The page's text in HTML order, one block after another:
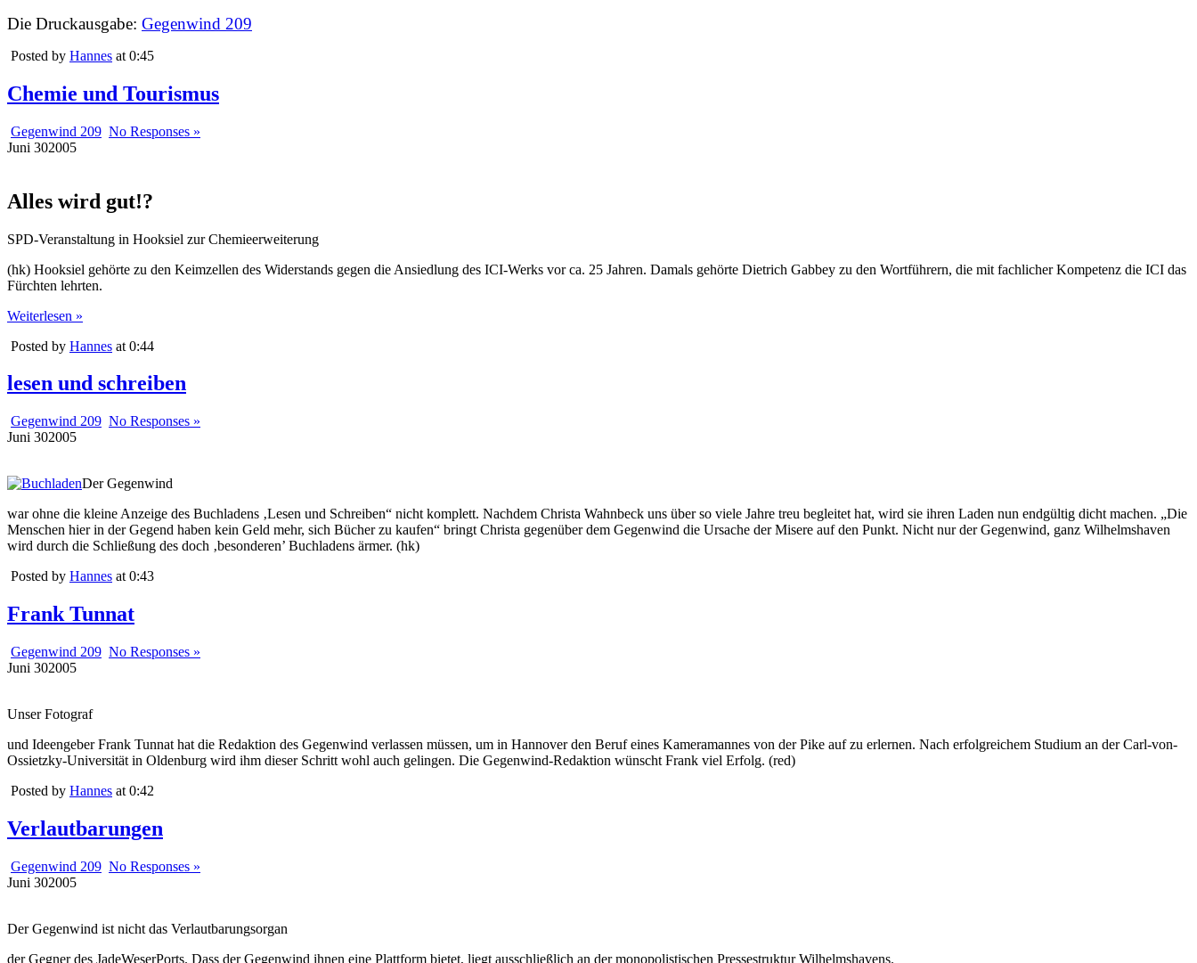
Die Druckausgabe: Gegenwind 209
Posted by Hannes at 0:45
Chemie und Tourismus
Gegenwind 209 No Responses »
Juni 302005
Alles wird gut!?
SPD-Veranstaltung in Hooksiel zur Chemieerweiterung
(hk) Hooksiel gehörte zu den Keimzellen des Widerstands gegen die Ansiedlung des ICI-Werks vor ca. 25 Jahren. Damals gehörte Dietrich Gabbey zu den Wortführern, die mit fachlicher Kompetenz die ICI das
Fürchten lehrten.
Weiterlesen »
Posted by Hannes at 0:44
lesen und schreiben
Gegenwind 209 No Responses »
Juni 302005
Der Gegenwind
war ohne die kleine Anzeige des Buchladens ‚Lesen und Schreiben“ nicht komplett. Nachdem Christa Wahnbeck uns über so viele Jahre treu begleitet hat, wird sie ihren Laden nun endgültig dicht machen. „Die
Menschen hier in der Gegend haben kein Geld mehr, sich Bücher zu kaufen“ bringt Christa gegenüber dem Gegenwind die Ursache der Misere auf den Punkt. Nicht nur der Gegenwind, ganz Wilhelmshaven
wird durch die Schließung des doch ‚besonderen’ Buchladens ärmer. (hk)
Posted by Hannes at 0:43
Frank Tunnat
Gegenwind 209 No Responses »
Juni 302005
Unser Fotograf
und Ideengeber Frank Tunnat hat die Redaktion des Gegenwind verlassen müssen, um in Hannover den Beruf eines Kameramannes von der Pike auf zu erlernen. Nach erfolgreichem Studium an der Carl-von-
Ossietzky-Universität in Oldenburg wird ihm dieser Schritt wohl auch gelingen. Die Gegenwind-Redaktion wünscht Frank viel Erfolg. (red)
Posted by Hannes at 0:42
Verlautbarungen
Gegenwind 209 No Responses »
Juni 302005
Der Gegenwind ist nicht das Verlautbarungsorgan
der Gegner des JadeWeserPorts. Dass der Gegenwind ihnen eine Plattform bietet, liegt ausschließlich an der monopolistischen Pressestruktur Wilhelmshavens.